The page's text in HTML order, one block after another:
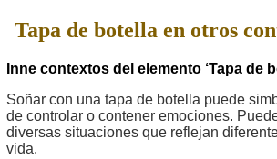
Tapa de botella en otros
Inne contextos del elemento ‘Tapa de
Soñar con una tapa de botella puede
de controlar o contener emociones.
diversas situaciones que reflejan
vida.